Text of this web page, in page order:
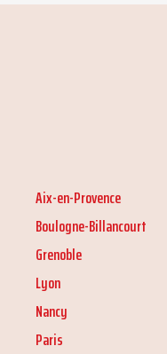
Aix-en-Provence
Boulogne-Billancourt
Grenoble
Lyon
Nancy
Paris